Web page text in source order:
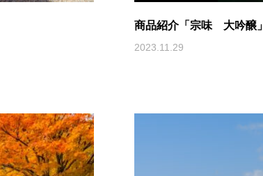
商品紹介「宗味 大吟醸」
2023.11.29